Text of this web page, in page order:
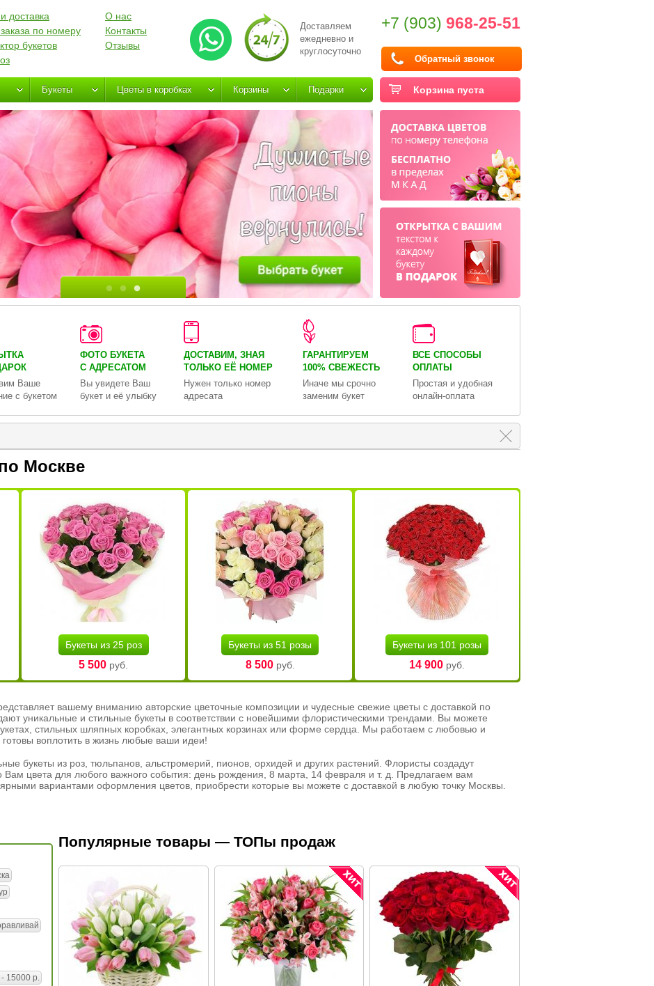
Доставляем
ежедневно и
круглосуточно
+7 (903) 968-25-51
Обратный звонок
доставка
по номеру
букетов
О нас
Контакты
Отзывы
Корзина пуста
Букеты Цветы в коробках Корзины Подарки
Ваше
с букетом
ФОТО БУКЕТА
С АДРЕСАТОМ
Вы увидете Ваш
букет и её улыбку
ДОСТАВИМ, ЗНАЯ
ТОЛЬКО ЕЁ НОМЕР
Нужен только номер
адресата
ГАРАНТИРУЕМ
100% СВЕЖЕСТЬ
Иначе мы срочно
заменим букет
ВСЕ СПОСОБЫ
ОПЛАТЫ
Простая и удобная
онлайн-оплата
Москве
Букеты из 25 роз
5 500 руб.
Букеты из 51 розы
8 500руб.
Букеты из 101 розы
14 900руб.
вашему вниманию авторские цветочные композиции и чудесные свежие цветы с доставкой по
уникальные и стильные букеты в соответствии с новейшими флористическими трендами. Вы можете
стильных шляпных коробках, элегантных корзинах или форме сердца. Мы работаем с любовью и
воплотить в жизнь любые ваши идеи!
букеты из роз, тюльпанов, альстромерий, пионов, орхидей и других растений. Флористы создадут
Вам цвета для любого важного события: день рождения, 8 марта, 14 февраля и т. д. Предлагаем вам
вариантами оформления цветов, приобрести которые вы можете с доставкой в любую точку Москвы.
15000 р.
Популярные товары — ТОПы продаж